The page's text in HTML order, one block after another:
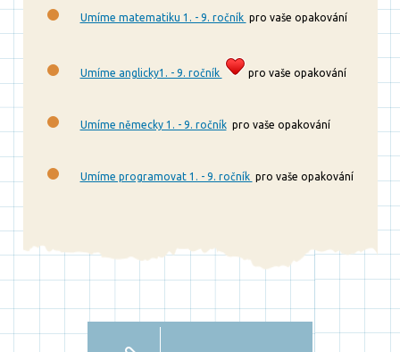
Umíme matematiku 1. - 9. ročník pro vaše opakování
Umíme anglicky1. - 9. ročník pro vaše opakování
Umíme německy 1. - 9. ročníkpro vaše opakování
Umíme programovat 1. - 9. ročník pro vaše opakování